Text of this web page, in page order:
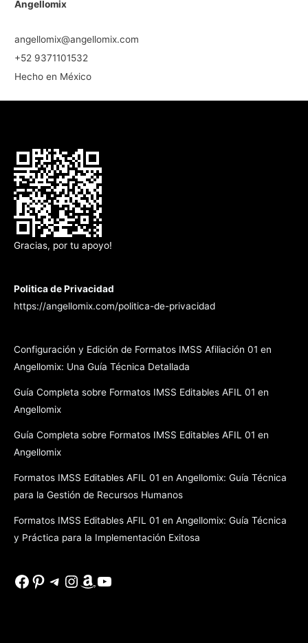
Angellomix
angellomix@angellomix.com
+52 9371101532
Hecho en México
Gracias, por tu apoyo!
Politica de Privacidad
https://angellomix.com/politica-de-privacidad
Configuración y Edición de Formatos IMSS Afiliación 01 en
Angellomix: Una Guía Técnica Detallada
Guía Completa sobre Formatos IMSS Editables AFIL 01 en
Angellomix
Guía Completa sobre Formatos IMSS Editables AFIL 01 en
Angellomix
Formatos IMSS Editables AFIL 01 en Angellomix: Guía Técnica
para la Gestión de Recursos Humanos
Formatos IMSS Editables AFIL 01 en Angellomix: Guía Técnica
y Práctica para la Implementación Exitosa
Facebook
Pinterest
Telegram
Instagram
Amazon
YouTube